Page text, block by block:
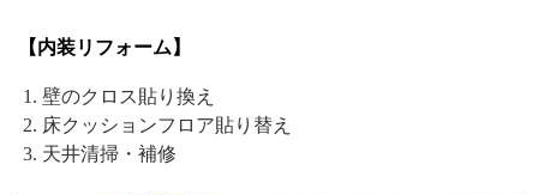
【内装リフォーム】
壁のクロス貼り換え
床クッションフロア貼り替え
天井清掃・補修